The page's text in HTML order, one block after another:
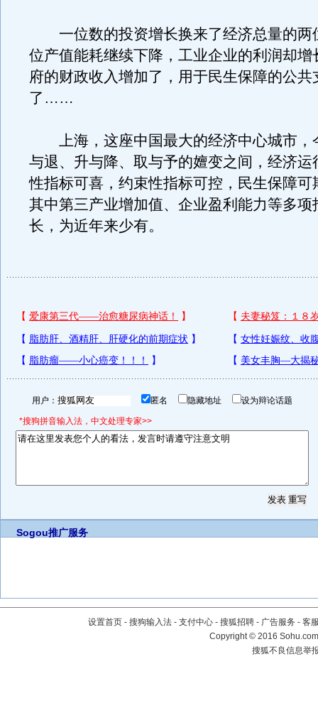
一位数的投资增长换来了经济总量的两
位产值能耗继续下降，工业企业的利润却增
府的财政收入增加了，用于民生保障的公共
了……
上海，这座中国最大的经济中心城市，
与退、升与降、取与予的嬗变之间，经济运
性指标可喜，约束性指标可控，民生保障可
其中第三产业增加值、企业盈利能力等多项
长，为近年来少有。
用户： 匿名 隐藏地址 设为辩论话题
*搜狗拼音输入法，中文处理专家>>
Sogou推广服务
设置首页 - 搜狗输入法 - 支付中心 - 搜狐招聘 - 广告服务 - 客
Copyright©2016
搜狐不良信息举